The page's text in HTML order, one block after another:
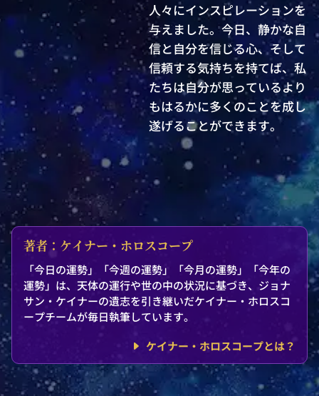
人々にインスピレーションを
与えました。今日、静かな自
信と自分を信じる心、そして
信頼する気持ちを持てば、私
たちは自分が思っているより
もはるかに多くのことを成し
遂げることができます。
著者：ケイナー・ホロスコープ
「今日の運勢」「今週の運勢」「今月の運勢」「今年の
運勢」は、天体の運行や世の中の状況に基づき、ジョナ
サン・ケイナーの遺志を引き継いだケイナー・ホロスコ
ープチームが毎日執筆しています。
ケイナー・ホロスコープとは？